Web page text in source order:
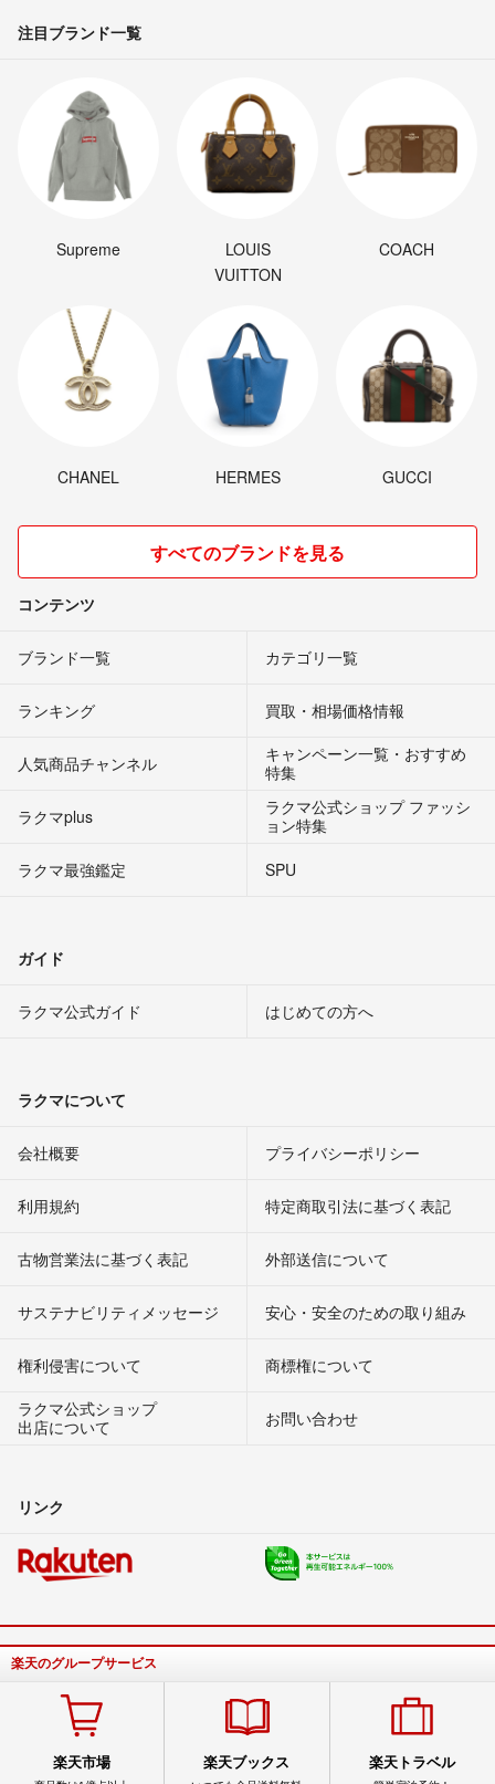
注目ブランド一覧
Supreme
LOUIS
VUITTON
COACH
CHANEL HERMES GUCCI
すべてのブランドを見る
コンテンツ
ブランド一覧 カテゴリ一覧
ランキング 買取・相場価格情報
人気商品チャンネル
キャンペーン一覧・おすすめ
特集
ラクマplus
ラクマ公式ショップ ファッシ
ョン特集
ラクマ最強鑑定
SPU
ガイド
ラクマ公式ガイド はじめての方へ
ラクマについて
会社概要 プライバシーポリシー
利用規約 特定商取引法に基づく表記
古物営業法に基づく表記 外部送信について
サステナビリティメッセージ 安心・安全のための取り組み
権利侵害について
商標権について
ラクマ公式ショップ
出店について
お問い合わせ
リンク
楽天のグループサービス
楽天市場 楽天ブックス 楽天トラベル